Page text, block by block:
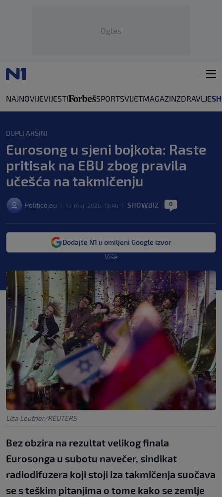
Oglas
NAJNOVIJEVIJESTI SPORTSVIJETMAGAZINZDRAVLJE
DUPLI ARŠINI
Eurosong u sjeni bojkota: Raste
pritisak na EBU zbog pravila
učešća na takmičenju
Politico.eu 17. maj. 2026. 13:46 SHOWBIZ 0
Dodajte N1 u omiljeni Google izvor
Više
Lisa Leutner/REUTERS
Bez obzira na rezultat velikog finala
Eurosonga u subotu navečer, sindikat
radiodifuzera koji stoji iza takmičenja suočava
se s teškim pitanjima o tome kako se zemlje